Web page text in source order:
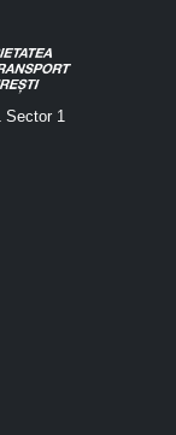
Sector 1